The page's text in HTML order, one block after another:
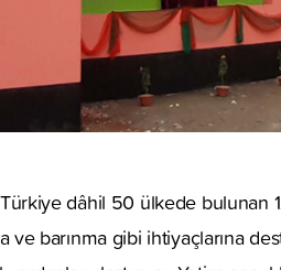
Türkiye dâhil 50 ülkede
ve barınma gibi ihtiyaçlarına